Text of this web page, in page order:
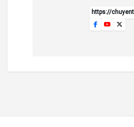
https://